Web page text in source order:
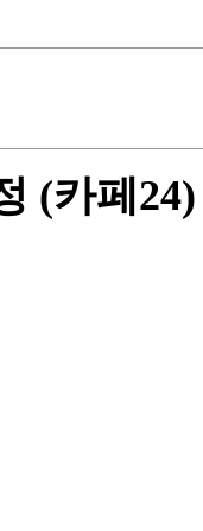
(카페24)